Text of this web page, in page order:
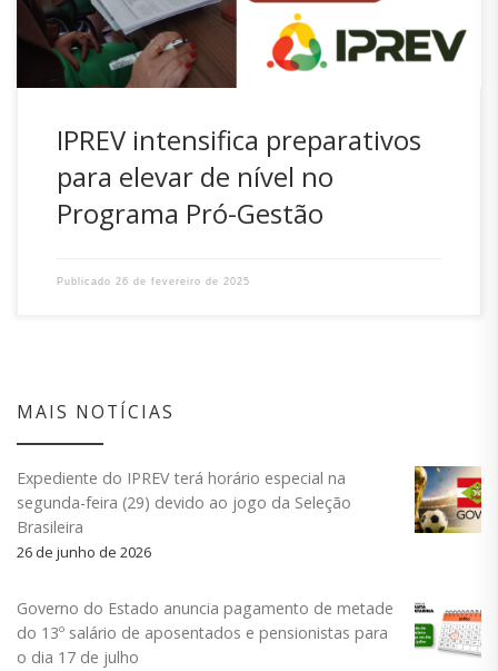
IPREV intensifica preparativos
para elevar de nível no
Programa Pró-Gestão
Publicado 26 de fevereiro de 2025
MAIS NOTÍCIAS
Expediente do IPREV terá horário especial na
segunda-feira (29) devido ao jogo da Seleção
Brasileira
26 de junho de 2026
Governo do Estado anuncia pagamento de metade
do 13º salário de aposentados e pensionistas para
o dia 17 de julho